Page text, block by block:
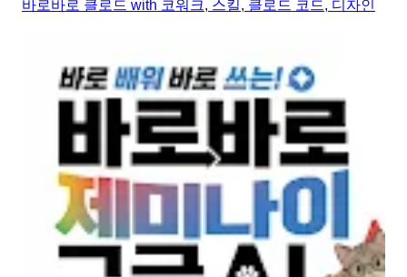
바로바로 클로드 with 코워크, 스킬, 클로드 코드, 디자인